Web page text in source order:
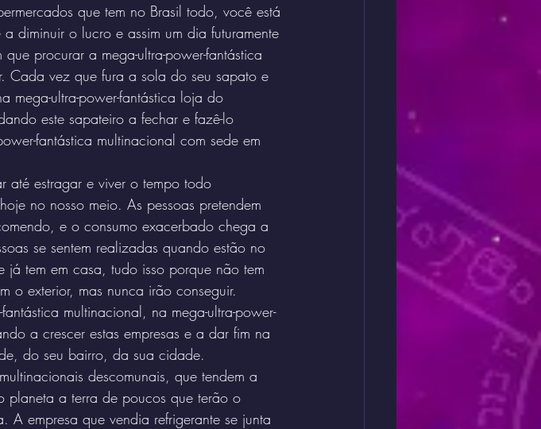
que tem no Brasil todo, você está
diminuir o lucro e assim um dia futuramente
procurar a mega-ultra-power-fantástica
Cada vez que fura a sola do seu sapato e
ultra-power-fantástica loja do
este sapateiro a fechar e fazê-lo
fantástica multinacional com sede em
até estragar e viver o tempo todo
no nosso meio. As pessoas pretendem
e o consumo exacerbado chega a
se sentem realizadas quando estão no
tem em casa, tudo isso porque não tem
o exterior, mas nunca irão conseguir.
multinacional, na mega-ultra-power-
a crescer estas empresas e a dar fim na
do seu bairro, da sua cidade.
descomunais, que tendem a
planeta a terra de poucos que terão o
empresa que vendia refrigerante se junta